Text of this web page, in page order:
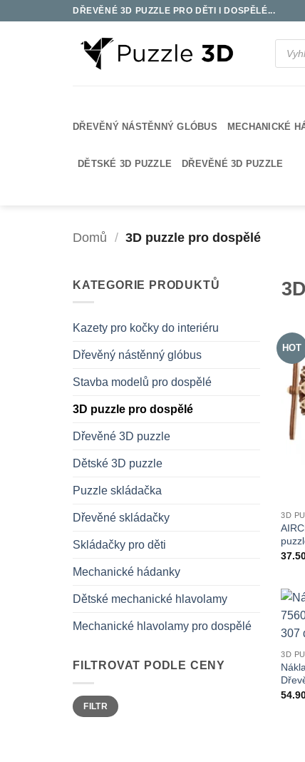
DŘEVĚNÉ 3D PUZZLE PRO DĚTI I DOSPĚLÉ...
search
DŘEVĚNÝ NÁSTĚNNÝ GLÓBUS MECHANICKÉ
DĚTSKÉ 3D PUZZLE DŘEVĚNÉ 3D PUZZLE
Domů / 3D puzzle pro dospělé
KATEGORIE PRODUKTŮ
Kazety pro kočky do interiéru
Dřevěný nástěnný glóbus
Stavba modelů pro dospělé
3D puzzle pro dospělé
Dřevěné 3D puzzle
Dětské 3D puzzle
Puzzle skládačka
Dřevěné skládačky
Skládačky pro děti
Mechanické hádanky
Dětské mechanické hlavolamy
Mechanické hlavolamy pro dospělé
FILTROVAT PODLE CENY
Minimální
cena
Maximální
cenaFILTR
HOT
3D
3D